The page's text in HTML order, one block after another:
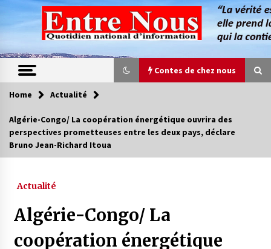
content
Contes de chez nous
Contes de chez nous
Quand la mère n’est plus là (17e partie)
4 ans ago
Home Actualité
Algérie-Congo/ La coopération énergétique ouvrira des
perspectives prometteuses entre les deux pays, déclare
Bruno Jean-Richard Itoua
Actualité
Algérie-Congo/ La
coopération énergétique